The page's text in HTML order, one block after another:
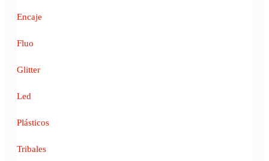
Encaje
Fluo
Glitter
Led
Plásticos
Tribales